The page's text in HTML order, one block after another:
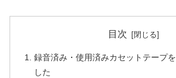
目次
録音済み・使用済みカセットテープ
した